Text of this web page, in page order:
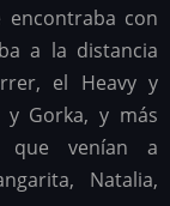
con
a la distancia
el Heavy y
Gorka, y más
que venían a
Natalia,